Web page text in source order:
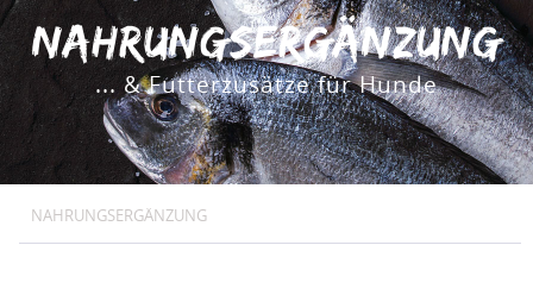
NAHRUNGSERGÄNZUNG
... & Futterzusätze für Hunde
NAHRUNGSERGÄNZUNG